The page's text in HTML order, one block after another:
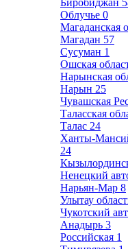
Биробиджан
Облучье 0
Магаданская
Магадан 57
Сусуман 1
Ошская
Нарынская
Нарын 25
Чувашская
Таласская
Талас 24
Ханты-
24
Ненецкий
Нарьян-Мар 8
Улытау
Чукотский
Анадырь 3
Российская 1